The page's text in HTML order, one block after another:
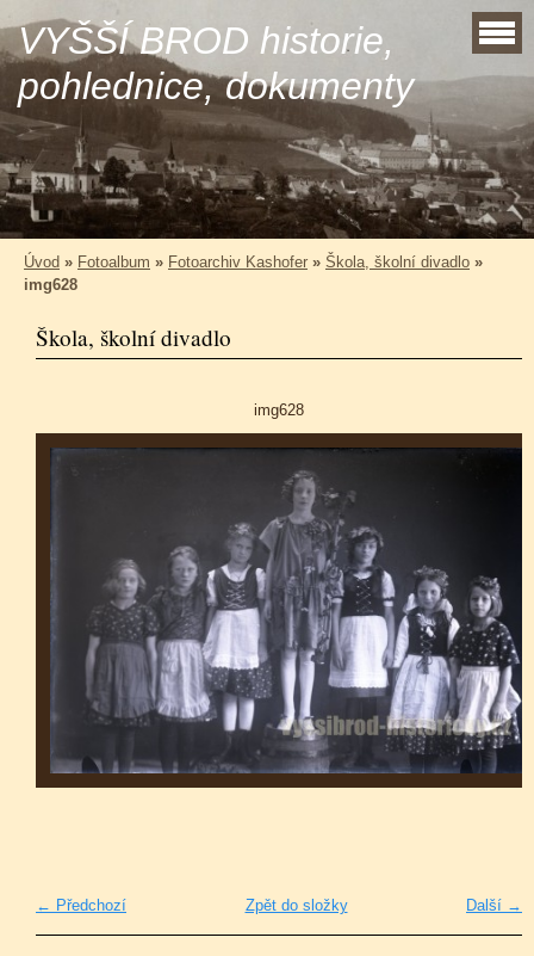
VYŠŠÍ BROD historie,
pohlednice, dokumenty
Úvod » Fotoalbum » Fotoarchiv Kashofer » Škola, školní divadlo »
img628
Škola, školní divadlo
img628
← Předchozí Další →
Zpět do složky